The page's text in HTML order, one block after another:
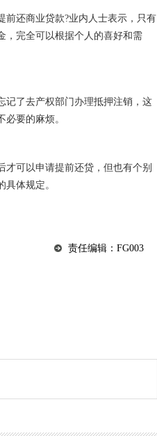
前还商业贷款?业内人士表示，只有
，完全可以根据个人的喜好和需
记了去产权部门办理抵押注销，这
要的麻烦。
才可以申请提前还贷，但也有个别
体规定。
责任编辑：FG003